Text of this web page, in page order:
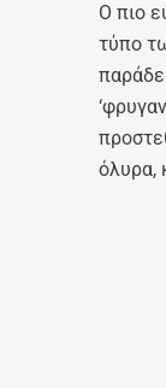
Ο πιο
τύπο
όλυρα,